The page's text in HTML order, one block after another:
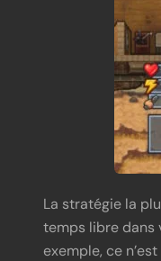
La stratégie la
temps libre dans
exemple, ce